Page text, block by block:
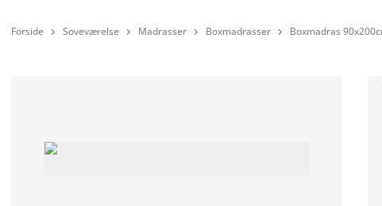
Forside  Soveværelse  Madrasser  Boxmadrasser  Boxmadras